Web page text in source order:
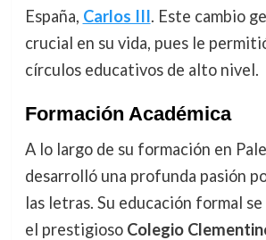
España, Carlos III. Este cambio
crucial en su vida, pues le
círculos educativos de alto nivel.
Formación Académica
A lo largo de su formación en
desarrolló una profunda pasión
las letras. Su educación formal
el prestigioso Colegio